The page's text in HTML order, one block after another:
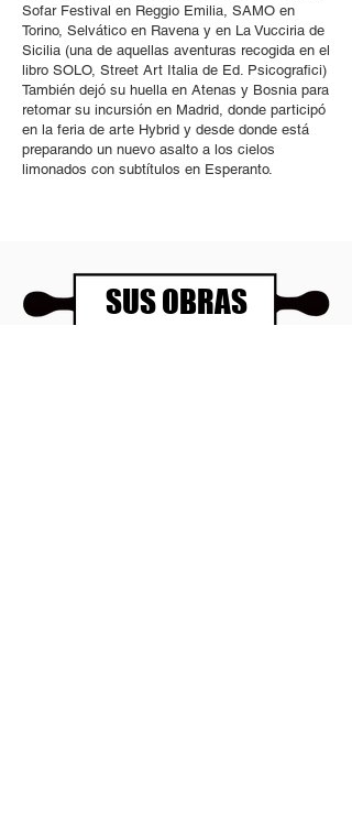
Sofar Festival en Reggio Emilia, SAMO en
Torino, Selvático en Ravena y en La Vucciria de
Sicilia (una de aquellas aventuras recogida en el
libro SOLO, Street Art Italia de Ed. Psicografici)
También dejó su huella en Atenas y Bosnia para
retomar su incursión en Madrid, donde participó
en la feria de arte Hybrid y desde donde está
preparando un nuevo asalto a los cielos
limonados con subtítulos en Esperanto.
SUS OBRAS